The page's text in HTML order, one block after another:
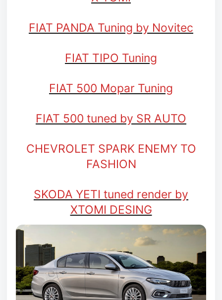
FIAT PANDA Tuning by Novitec
FIAT TIPO Tuning
FIAT 500 Mopar Tuning
FIAT 500 tuned by SR AUTO
CHEVROLET SPARK ENEMY TO
FASHION
SKODA YETI tuned render by
XTOMI DESING